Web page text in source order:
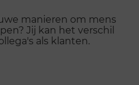
manieren om mens
Jij kan het verschil
als klanten.